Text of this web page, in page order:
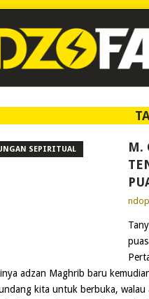
SEPIRITUAL
M.
ndop
adzan Maghrib baru
kita untuk berbuka, walau